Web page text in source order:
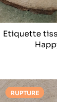
Etiquette
RUPTURE